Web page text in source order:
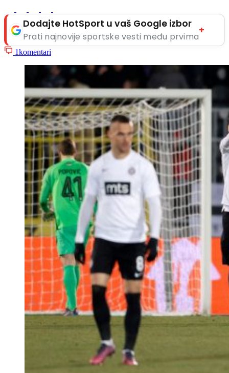
Dodajte HotSport u vaš Google izbor
Prati najnovije sportske vesti među prvima
+
1komentari